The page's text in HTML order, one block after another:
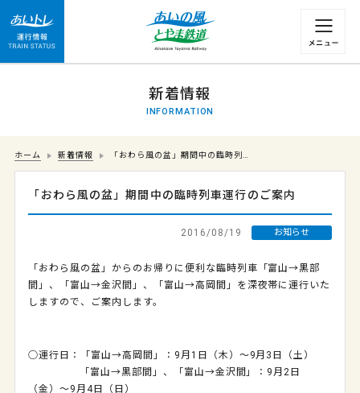
運行情報 列車の遅れ情報等についてはこちら
新着情報
INFORMATION
ホーム 新着情報 「おわら風の盆」期間中の臨時列…
「おわら風の盆」期間中の臨時列車運行のご案内
2016/08/19 お知らせ
「おわら風の盆」からのお帰りに便利な臨時列車「富山→黒部
間」 、「富山→金沢間」、「富山→高岡間」を深夜帯に運行いた
しますので、
ご案内します。
○運行日：「富山→高岡間」：9月1日（木）～9月3日（土）
「富山→黒部間」 、「富山→金沢間」： 9月2日
（金）～9月4日（日）